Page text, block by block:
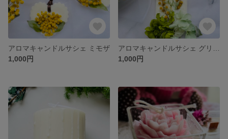
アロマキャンドルサシェ ミモザ
1,000円
1,000円